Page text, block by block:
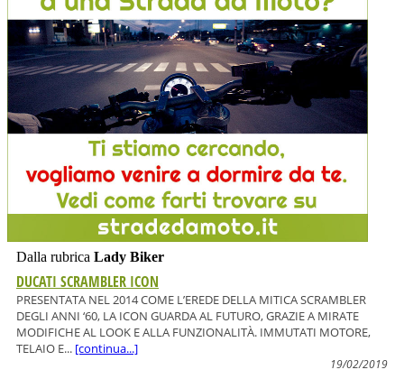
Dalla rubrica Lady Biker
DUCATI SCRAMBLER ICON
PRESENTATA NEL 2014 COME L’EREDE DELLA MITICA SCRAMBLER
DEGLI ANNI ‘60, LA ICON GUARDA AL FUTURO, GRAZIE A MIRATE
MODIFICHE AL LOOK E ALLA FUNZIONALITÀ. IMMUTATI MOTORE,
TELAIO E... [continua...]
19/02/2019